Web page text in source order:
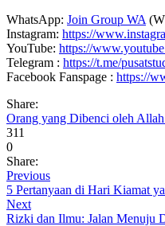
WhatsApp: Join Group WA
Instagram: https://
YouTube: https://
Telegram : https://t.me/
Facebook Fanspage : https://
Share:
Orang yang Dibenci oleh
311
0
Share:
Previous
5 Pertanyaan di Hari Kiamat
Next
Rizki dan Ilmu: Jalan Menuju